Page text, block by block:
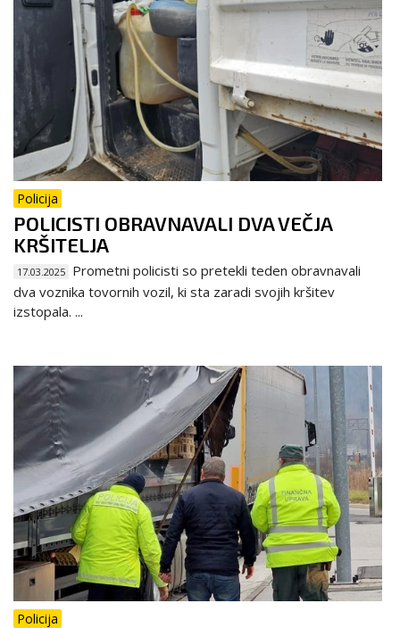
Policija
POLICISTI OBRAVNAVALI DVA VEČJA
KRŠITELJA
17.03.2025 Prometni policisti so pretekli teden obravnavali
dva voznika tovornih vozil, ki sta zaradi svojih kršitev
izstopala. ...
Policija